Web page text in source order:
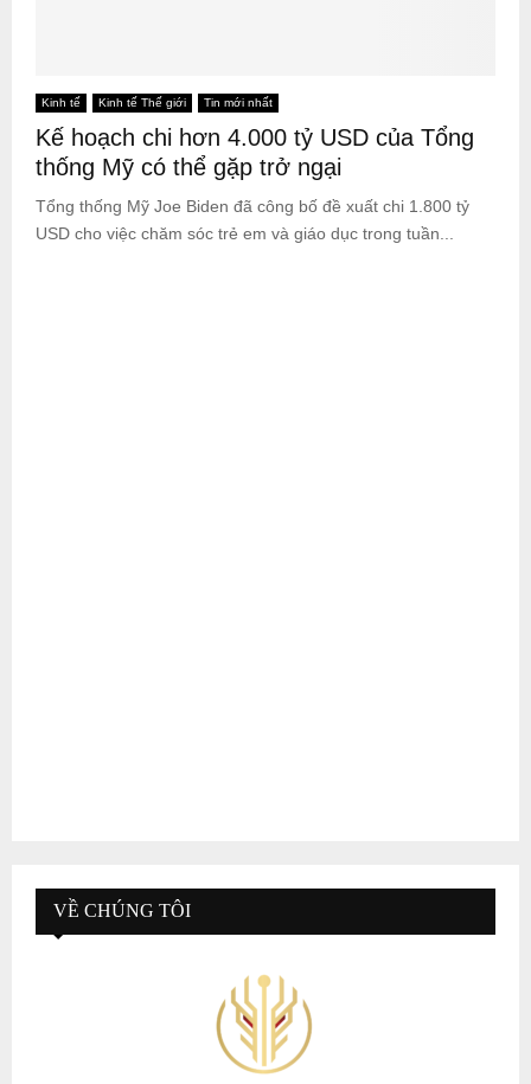
Kinh tế Kinh tế Thế giới Tin mới nhất
Kế hoạch chi hơn 4.000 tỷ USD của Tổng
thống Mỹ có thể gặp trở ngại
Tổng thống Mỹ Joe Biden đã công bố đề xuất chi 1.800 tỷ
USD cho việc chăm sóc trẻ em và giáo dục trong tuần...
VỀ CHÚNG TÔI